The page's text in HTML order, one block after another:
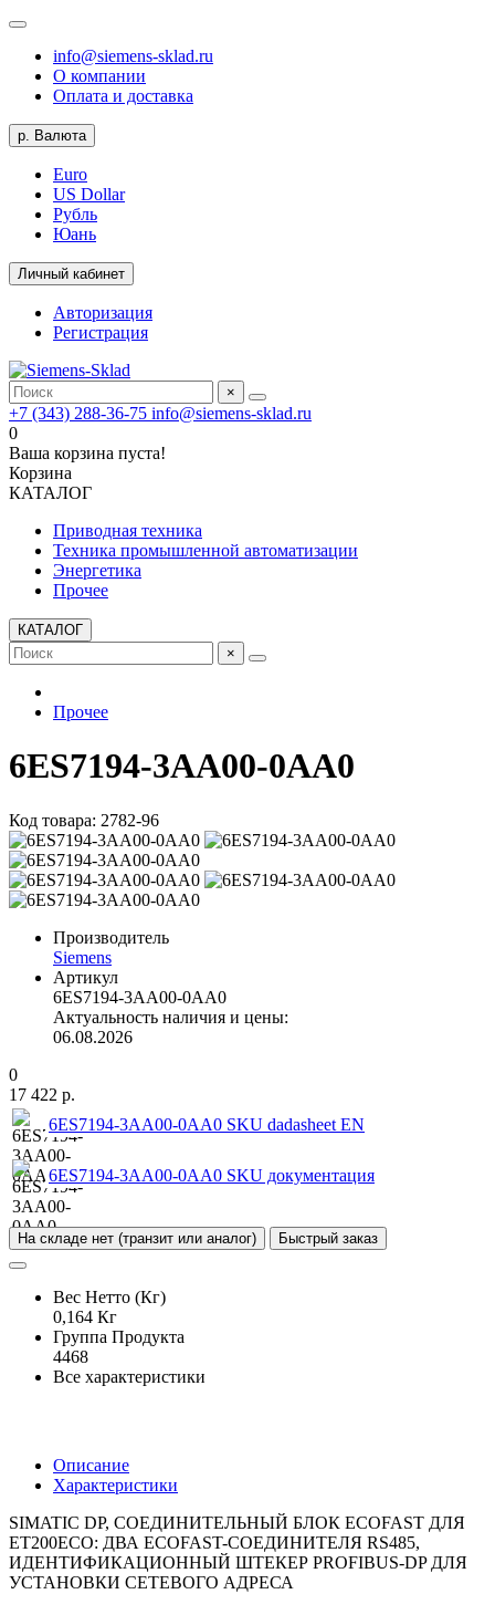
info@siemens-sklad.ru
О компании
Оплата и доставка
р. Валюта
Euro
US Dollar
Рубль
Юань
Личный кабинет
Авторизация
Регистрация
×
+7 (343) 288-36-75 info@siemens-sklad.ru
0
Ваша корзина пуста!
Корзина
КАТАЛОГ
Приводная техника
Техника промышленной автоматизации
Энергетика
Прочее
КАТАЛОГ
×
Прочее
6ES7194-3AA00-0AA0
Код товара: 2782-96
Производитель
Siemens
Артикул
6ES7194-3AA00-0AA0
Актуальность наличия и цены:
06.08.2026
0
17 422 р.
6ES7194-3AA00-0AA0 SKU dadasheet EN
6ES7194-3AA00-0AA0 SKU документация
На складе нет (транзит или аналог) Быстрый заказ
Вес Нетто (Кг)
0,164 Кг
Группа Продукта
4468
Все характеристики
Описание
Характеристики
SIMATIC DP, СОЕДИНИТЕЛЬНЫЙ БЛОК ECOFAST ДЛЯ
ET200ECO: ДВА ECOFAST-СОЕДИНИТЕЛЯ RS485,
ИДЕНТИФИКАЦИОННЫЙ ШТЕКЕР PROFIBUS-DP ДЛЯ
УСТАНОВКИ СЕТЕВОГО АДРЕСА